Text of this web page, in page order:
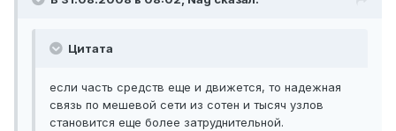
Цитата
если часть средств еще и движется, то надежная
связь по мешевой сети из сотен и тысяч узлов
становится еще более затруднительной.